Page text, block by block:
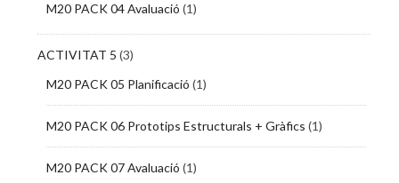
M20 PACK 04 Avaluació (1)
ACTIVITAT 5 (3)
M20 PACK 05 Planificació (1)
M20 PACK 06 Prototips Estructurals + Gràfics (1)
M20 PACK 07 Avaluació (1)